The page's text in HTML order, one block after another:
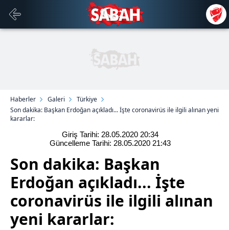
Haberler Galeri
Türkiye
Son dakika: Başkan Erdoğan açıkladı... İşte coronavirüs ile ilgili alınan yeni
kararlar:
Giriş Tarihi: 28.05.2020 20:34
Güncelleme Tarihi: 28.05.2020 21:43
Son dakika: Başkan
Erdoğan açıkladı... İşte
coronavirüs ile ilgili alınan
yeni kararlar: